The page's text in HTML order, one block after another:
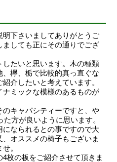
下さいましてありがとうご
しても正にその通りでござ
たいと思います。木の種類
欅、栃で比較的真っ直ぐな
介したいと考えています。
ミックな模様のあるものが
キャパシティーですと、や
方が良いように思います。
なられるとの事ですので大
オススメの椅子もございま
。
4枚の板をご紹介させて頂きま